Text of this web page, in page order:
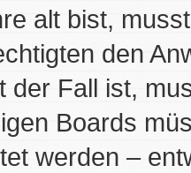
alt bist,
den
der Fall ist,
Boards
werden –